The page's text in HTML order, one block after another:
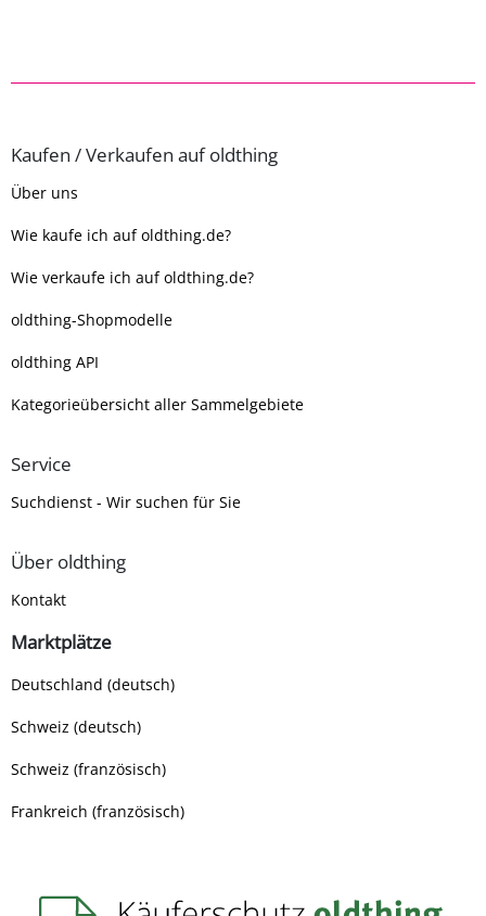
Kaufen / Verkaufen auf oldthing
Über uns
Wie kaufe ich auf oldthing.de?
Wie verkaufe ich auf oldthing.de?
oldthing-Shopmodelle
oldthing API
Kategorieübersicht aller Sammelgebiete
Service
Suchdienst - Wir suchen für Sie
Über oldthing
Kontakt
Marktplätze
Deutschland (deutsch)
Schweiz (deutsch)
Schweiz (französisch)
Frankreich (französisch)